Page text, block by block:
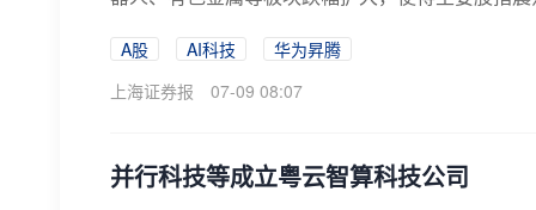
A股 AI科技
华为昇腾
上海证券报
07-09 08:07
并行科技等成立粤云智算科技公司